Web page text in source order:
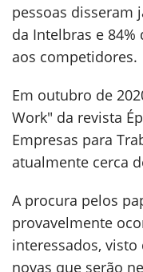
pessoas disseram
da Intelbras e
aos competidores.
Em outubro de
Work" da revista
Empresas para
atualmente cerca
A procura pelos
provavelmente
interessados,
novas que serão